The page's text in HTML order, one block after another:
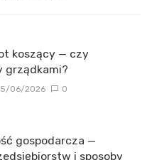
koszący — czy
grządkami?
06/2026 0
gospodarcza —
i sposoby